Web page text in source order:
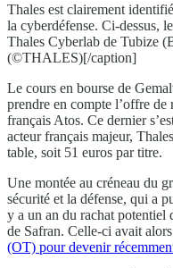
Thales est clairement
la cyberdéfense. Ci-dessus,
Thales Cyberlab de Tubize
(©THALES)[/caption]
Le cours en bourse de
prendre en compte l’offre
français Atos. Ce dernier
acteur français majeur,
table, soit 51 euros par titre.
Une montée au créneau du
sécurité et la défense, qui a
y a un an du rachat potentiel
de Safran. Celle-ci avait
(OT) pour devenir